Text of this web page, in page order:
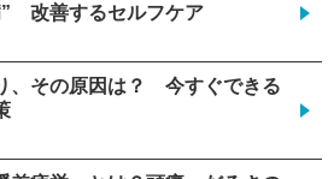
” 改善するセルフケア
、その原因は？ 今すぐできる